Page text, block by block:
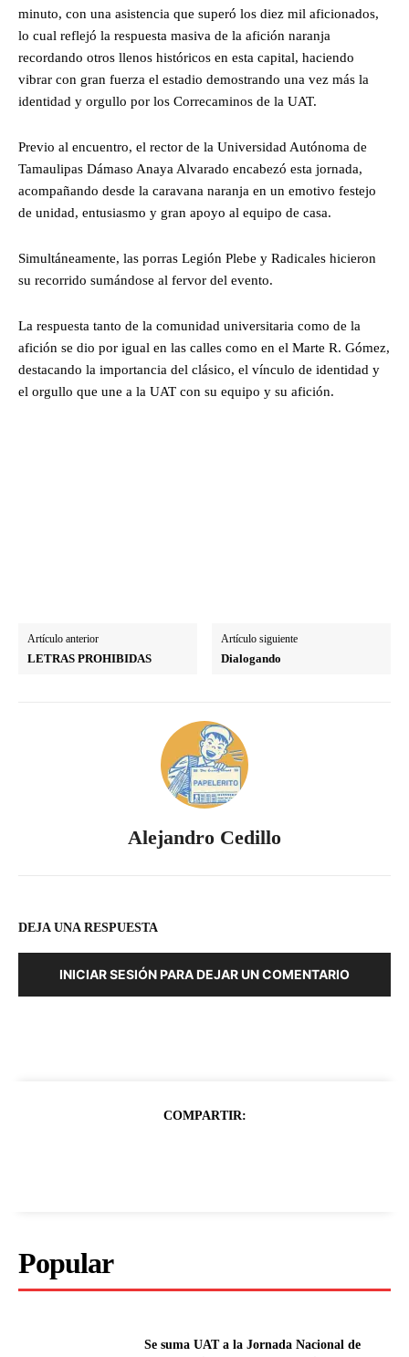
minuto, con una asistencia que superó los diez mil aficionados,
lo cual reflejó la respuesta masiva de la afición naranja
recordando otros llenos históricos en esta capital, haciendo
vibrar con gran fuerza el estadio demostrando una vez más la
identidad y orgullo por los Correcaminos de la UAT.
Previo al encuentro, el rector de la Universidad Autónoma de
Tamaulipas Dámaso Anaya Alvarado encabezó esta jornada,
acompañando desde la caravana naranja en un emotivo festejo
de unidad, entusiasmo y gran apoyo al equipo de casa.
Simultáneamente, las porras Legión Plebe y Radicales hicieron
su recorrido sumándose al fervor del evento.
La respuesta tanto de la comunidad universitaria como de la
afición se dio por igual en las calles como en el Marte R. Gómez,
destacando la importancia del clásico, el vínculo de identidad y
el orgullo que une a la UAT con su equipo y su afición.
Artículo anterior
LETRAS PROHIBIDAS
Artículo siguiente
Dialogando
Alejandro Cedillo
DEJA UNA RESPUESTA
INICIAR SESIÓN PARA DEJAR UN COMENTARIO
COMPARTIR:
Popular
Se suma UAT a la Jornada Nacional de